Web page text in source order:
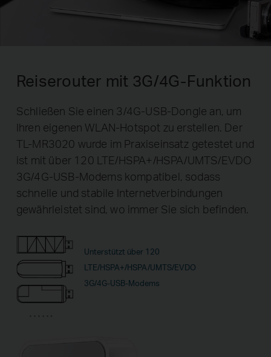
Reiserouter mit 3G/4G-Funktion
Schließen Sie einen 3/4G-USB-Dongle an, um
Ihren eigenen WLAN-Hotspot zu erstellen. Der
TL-MR3020 wurde im Praxiseinsatz getestet und
ist mit über 120 LTE/HSPA+/HSPA/UMTS/EVDO
3G/4G-USB-Modems kompatibel, sodass
schnelle und stabile Internetverbindungen
gewährleistet sind, wo immer Sie sich befinden.
Unterstützt über 120
LTE/HSPA+/HSPA/UMTS/EVDO
3G/4G-USB-Modems